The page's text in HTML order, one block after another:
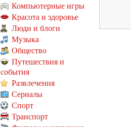
Компьютерные игры
Красота и здоровье
Люди и блоги
Музыка
Общество
Путешествия и
события
Развлечения
Сериалы
Спорт
Транспорт